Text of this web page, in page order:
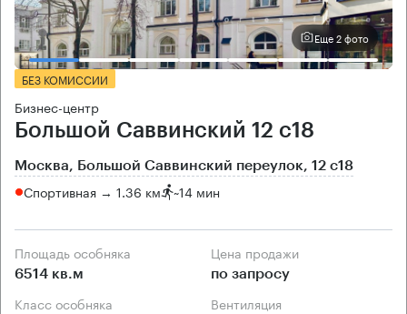
Еще 2 фото
БЕЗ КОМИССИИ
Бизнес-центр
Большой Саввинский 12 с18
Москва, Большой Саввинский переулок, 12 с18
Спортивная → 1.36 км ~14 мин
Площадь особняка
6514 кв.м
Цена продажи
по запросу
Класс особняка Вентиляция